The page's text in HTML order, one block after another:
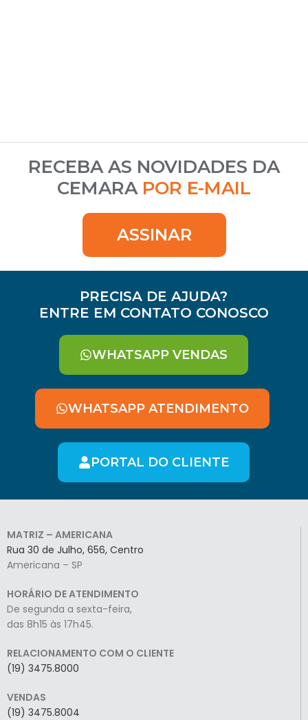
RECEBA AS NOVIDADES DA
CEMARA POR E-MAIL
ASSINAR
PRECISA DE AJUDA?
ENTRE EM CONTATO CONOSCO
WHATSAPP VENDAS
WHATSAPP ATENDIMENTO
PORTAL DO CLIENTE
MATRIZ – AMERICANA
Rua 30 de Julho, 656, Centro
Americana – SP
HORÁRIO DE ATENDIMENTO
De segunda a sexta-feira,
das 8h15 às 17h45.
RELACIONAMENTO COM O CLIENTE
(19) 3475.8000
VENDAS
(19) 3475.8004